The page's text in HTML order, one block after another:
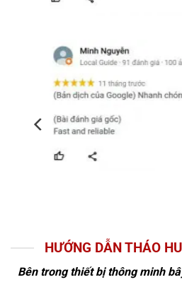
HƯỚNG DẪN THÁO
Bên trong thiết bị thông minh